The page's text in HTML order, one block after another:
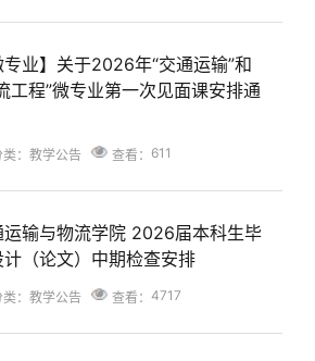
专业】关于2026年“交通运输”和
工程”微专业第一次见面课安排通
类：教学公告 查看： 611
运输与物流学院 2026届本科生毕
计（论文）中期检查安排
类：教学公告 查看：4717